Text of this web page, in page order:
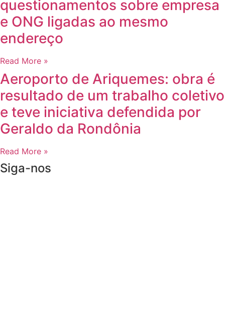
questionamentos sobre empresa
e ONG ligadas ao mesmo
endereço
Read More »
Aeroporto de Ariquemes: obra é
resultado de um trabalho coletivo
e teve iniciativa defendida por
Geraldo da Rondônia
Read More »
Siga-nos